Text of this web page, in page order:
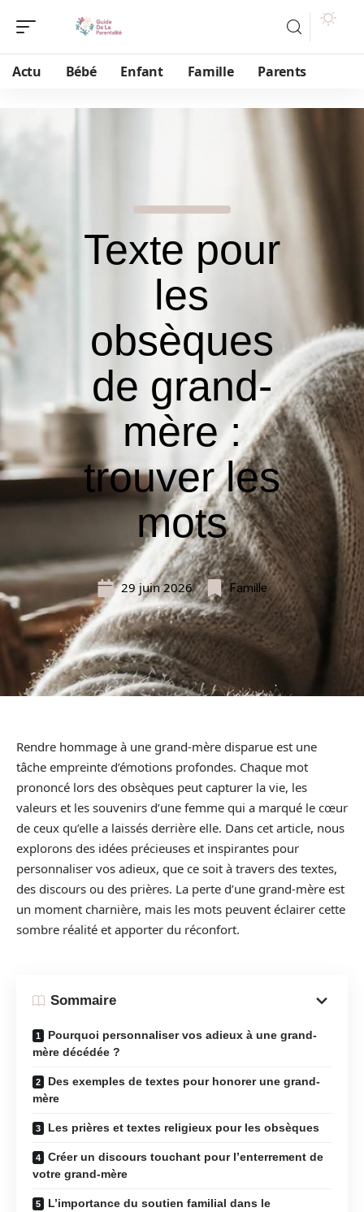
Actu Bébé Enfant Famille Parents
Texte pour
les
obsèques
de grand-
mère :
trouver les
mots
29 juin 2026 Famille
Rendre hommage à une grand-mère disparue est une
tâche empreinte d’émotions profondes. Chaque mot
prononcé lors des obsèques peut capturer la vie, les
valeurs et les souvenirs d’une femme qui a marqué le cœur
de ceux qu’elle a laissés derrière elle. Dans cet article, nous
explorons des idées précieuses et inspirantes pour
personnaliser vos adieux, que ce soit à travers des textes,
des discours ou des prières. La perte d’une grand-mère est
un moment charnière, mais les mots peuvent éclairer cette
sombre réalité et apporter du réconfort.
Sommaire
Pourquoi personnaliser vos adieux à une grand-
mère décédée ?
Des exemples de textes pour honorer une grand-
mère
Les prières et textes religieux pour les obsèques
Créer un discours touchant pour l’enterrement de
votre grand-mère
L’importance du soutien familial dans le